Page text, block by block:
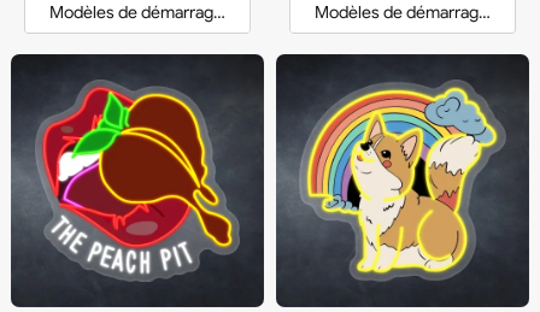
Modèles de démarrage et devis Modèles de démarrage et